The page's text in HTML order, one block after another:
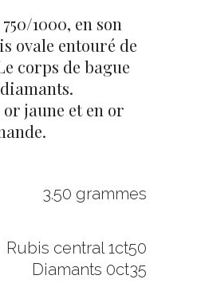
1000, en son
ovale entouré de
corps de bague
jaune et en or
3.50 grammes
Rubis central 1ct50
Diamants 0ct35